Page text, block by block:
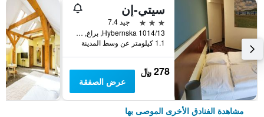
سيتي-إن
3 نجوم
جيد 7.4
Hybernska 1014/13, براغ, Prague Region, جمهورية التشيك
1.1 كيلومتر عن وسط المدينة
278 ﷼
عرض الصفقة
مشاهدة الفنادق الأخرى الموصى بها